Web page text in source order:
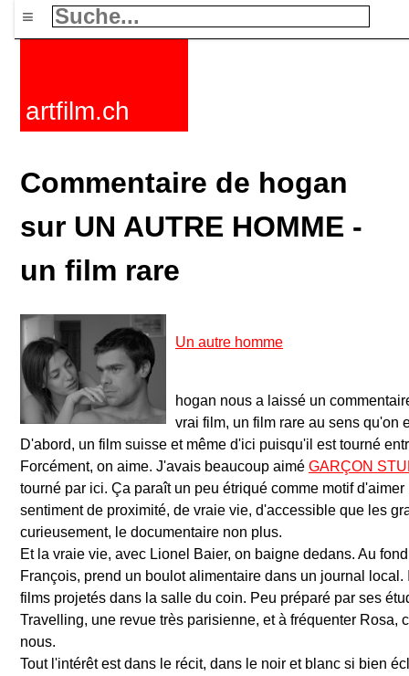
≡
artfilm.ch
Commentaire de hogan
sur UN AUTRE HOMME -
un film rare
Un autre homme
hogan nous a laissé un
vrai film, un film rare au sens qu'on
D'abord, un film suisse et même d'ici puisqu'il est tourné
Forcément, on aime. J'avais beaucoup aimé GARÇON
tourné par ici. Ça paraît un peu étriqué comme motif
sentiment de proximité, de vraie vie, d'accessible que les
curieusement, le documentaire non plus.
Et la vraie vie, avec Lionel Baier, on baigne dedans. Au
François, prend un boulot alimentaire dans un journal
films projetés dans la salle du coin. Peu préparé par ses
Travelling, une revue très parisienne, et à fréquenter Rosa,
nous.
Tout l'intérêt est dans le récit, dans le noir et blanc si bien